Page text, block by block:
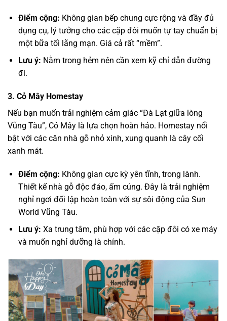
Điểm cộng: Không gian bếp chung cực rộng và đầy đủ
dụng cụ, lý tưởng cho các cặp đôi muốn tự tay chuẩn bị
một bữa tối lãng mạn. Giá cả rất “mềm”.
Lưu ý: Nằm trong hẻm nên cần xem kỹ chỉ dẫn đường
đi.
3. Cỏ Mây Homestay
Nếu bạn muốn trải nghiệm cảm giác “Đà Lạt giữa lòng
Vũng Tàu”, Cỏ Mây là lựa chọn hoàn hảo. Homestay nổi
bật với các căn nhà gỗ nhỏ xinh, xung quanh là cây cối
xanh mát.
Điểm cộng: Không gian cực kỳ yên tĩnh, trong lành.
Thiết kế nhà gỗ độc đáo, ấm cúng. Đây là trải nghiệm
nghỉ ngơi đối lập hoàn toàn với sự sôi động của Sun
World Vũng Tàu.
Lưu ý: Xa trung tâm, phù hợp với các cặp đôi có xe máy
và muốn nghỉ dưỡng là chính.